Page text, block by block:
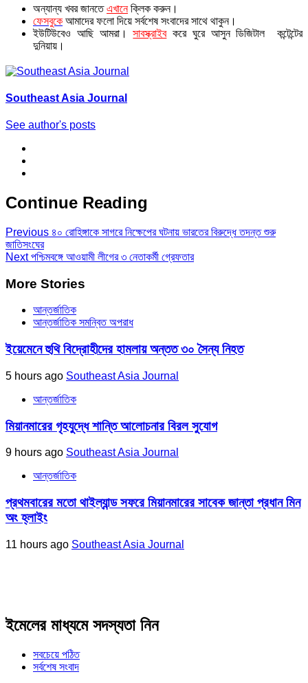
অন্যান্য খবর জানতে এখানে ক্লিক করুন।
ফেসবুকে আমাদের ফলো দিয়ে সর্বশেষ সংবাদের সাথে থাকুন।
ইউটিউবেও আছি আমরা।
সাবস্ক্রাইব করে ঘুরে আসুন ডিজিটাল কন্টেন্টের
দুনিয়ায়।
Southeast Asia Journal
See author's posts
Continue Reading
Previous ৪০ রোহিঙ্গাকে সাগরে নিক্ষেপের ঘটনায় ভারতের বিরুদ্ধে তদন্ত শুরু
জাতিসংঘের
Nextপশ্চিমবঙ্গে আওয়ামী লীগের ৩ নেতাকর্মী গ্রেফতার
More Stories
আন্তর্জাতিক
আন্তর্জাতিক সমন্বিত অপরাধ
ইয়েমেনে হুথি বিদ্রোহীদের হামলায় অন্তত ৩০ সৈন্য নিহত
5 hours ago Southeast Asia Journal
আন্তর্জাতিক
মিয়ানমারের গৃহযুদ্ধে শান্তি আলোচনার বিরল সুযোগ
9 hours ago Southeast Asia Journal
আন্তর্জাতিক
প্রথমবারের মতো থাইল্যান্ড সফরে মিয়ানমারের সাবেক জান্তা প্রধান মিন
অং হ্লাইং
11 hours ago Southeast Asia Journal
ইমেলের মাধ্যমে সদস্যতা নিন
সবচেয়ে পঠিত
সর্বশেষ সংবাদ